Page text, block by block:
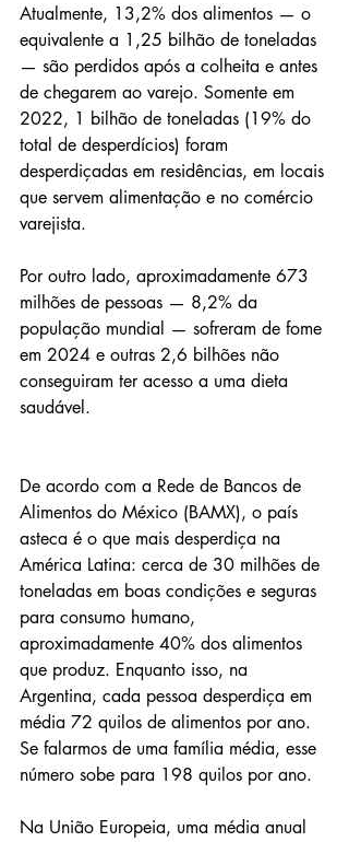
Atualmente, 13,2% dos alimentos — o
equivalente a 1,25 bilhão de toneladas
— são perdidos após a colheita e antes
de chegarem ao varejo. Somente em
2022, 1 bilhão de toneladas (19% do
total de desperdícios) foram
desperdiçadas em residências, em locais
que servem alimentação e no comércio
varejista.
Por outro lado, aproximadamente 673
milhões de pessoas — 8,2% da
população mundial — sofreram de fome
em 2024 e outras 2,6 bilhões não
conseguiram ter acesso a uma dieta
saudável.
De acordo com a Rede de Bancos de
Alimentos do México (BAMX), o país
asteca é o que mais desperdiça na
América Latina: cerca de 30 milhões de
toneladas em boas condições e seguras
para consumo humano,
aproximadamente 40% dos alimentos
que produz. Enquanto isso, na
Argentina, cada pessoa desperdiça em
média 72 quilos de alimentos por ano.
Se falarmos de uma família média, esse
número sobe para 198 quilos por ano.
Na União Europeia, uma média anual